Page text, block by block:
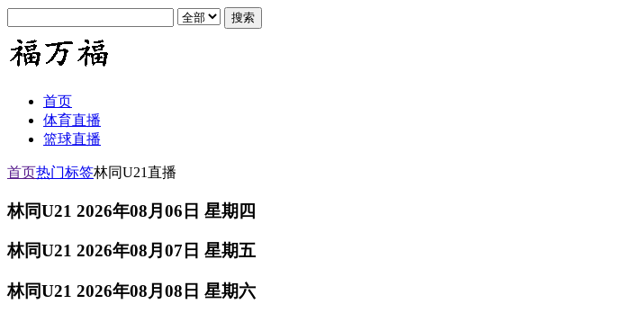
首页
体育直播
篮球直播
首页热门标签林同U21直播
林同U21 2026年08月06日 星期四
林同U21 2026年08月07日 星期五
林同U21 2026年08月08日 星期六